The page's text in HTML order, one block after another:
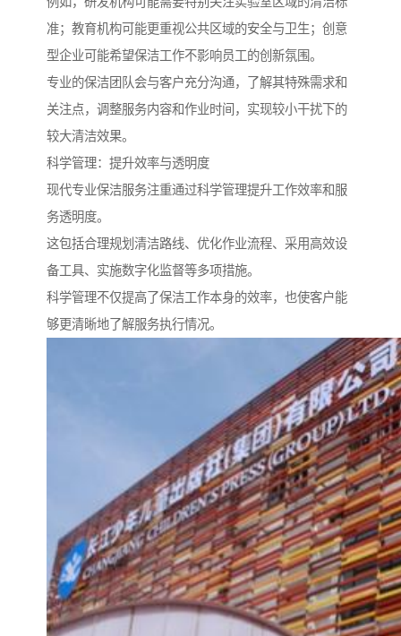
准；教育机构可能更重视公共区域的安全与卫生；创意
型企业可能希望保洁工作不影响员工的创新氛围。
专业的保洁团队会与客户充分沟通，了解其特殊需求和
关注点，调整服务内容和作业时间，实现较小干扰下的
较大清洁效果。
科学管理：提升效率与透明度
现代专业保洁服务注重通过科学管理提升工作效率和服
务透明度。
这包括合理规划清洁路线、优化作业流程、采用高效设
备工具、实施数字化监督等多项措施。
科学管理不仅提高了保洁工作本身的效率，也使客户能
够更清晰地了解服务执行情况。